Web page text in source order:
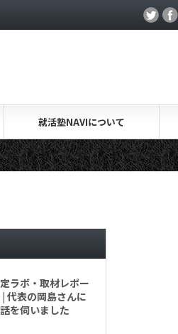
就活塾NAVIについて
キャリアアカデミー・取材レポ
ラボ・取材レポー
| 代表の岡島さんに
を伺いました